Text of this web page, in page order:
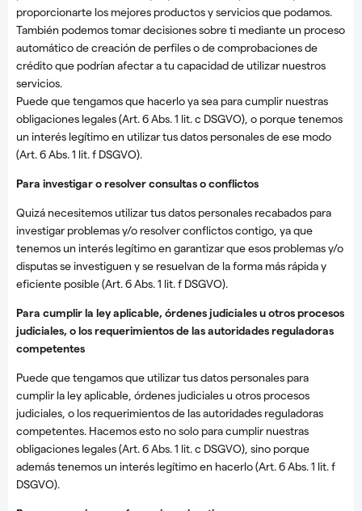
proporcionarte los mejores productos y servicios que podamos.
También podemos tomar decisiones sobre ti mediante un proceso
automático de creación de perfiles o de comprobaciones de
crédito que podrían afectar a tu capacidad de utilizar nuestros
servicios.
Puede que tengamos que hacerlo ya sea para cumplir nuestras
obligaciones legales (Art. 6 Abs. 1 lit. c DSGVO), o porque tenemos
un interés legítimo en utilizar tus datos personales de ese modo
(Art. 6 Abs. 1 lit. f DSGVO).
Para investigar o resolver consultas o conflictos
Quizá necesitemos utilizar tus datos personales recabados para
investigar problemas y/o resolver conflictos contigo, ya que
tenemos un interés legítimo en garantizar que esos problemas y/o
disputas se investiguen y se resuelvan de la forma más rápida y
eficiente posible (Art. 6 Abs. 1 lit. f DSGVO).
Para cumplir la ley aplicable, órdenes judiciales u otros procesos
judiciales, o los requerimientos de las autoridades reguladoras
competentes
Puede que tengamos que utilizar tus datos personales para
cumplir la ley aplicable, órdenes judiciales u otros procesos
judiciales, o los requerimientos de las autoridades reguladoras
competentes. Hacemos esto no solo para cumplir nuestras
obligaciones legales (Art. 6 Abs. 1 lit. c DSGVO), sino porque
además tenemos un interés legítimo en hacerlo (Art. 6 Abs. 1 lit. f
DSGVO).